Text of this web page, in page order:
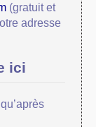
(gratuit et
adresse
ici